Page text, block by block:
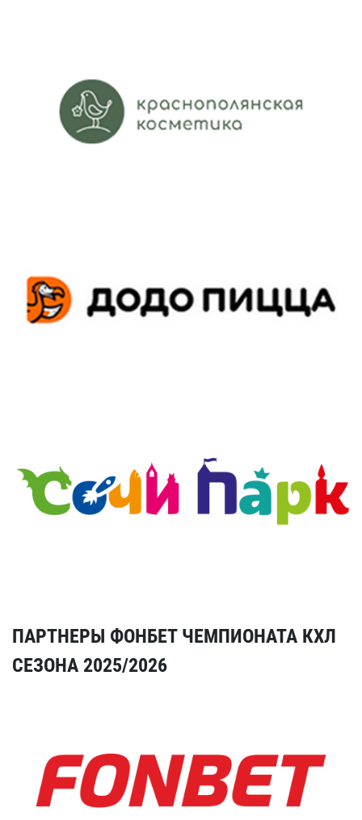
ПАРТНЕРЫ ФОНБЕТ ЧЕМПИОНАТА КХЛ
СЕЗОНА 2025/2026